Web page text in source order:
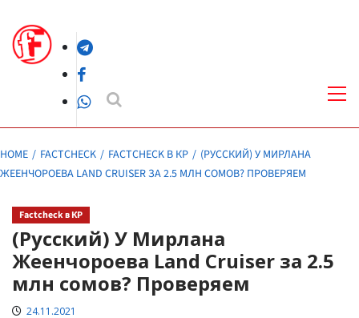
content
Telegram
Facebook
WhatsApp
HOME FACTCHECK FACTCHECK В КР
(РУССКИЙ) У МИРЛАНА
ЖЕЕНЧОРОЕВА LAND CRUISER ЗА 2.5 МЛН СОМОВ? ПРОВЕРЯЕМ
Factcheck в КР
(Русский) У Мирлана
Жеенчороева Land Cruiser за 2.5
млн сомов? Проверяем
24.11.2021